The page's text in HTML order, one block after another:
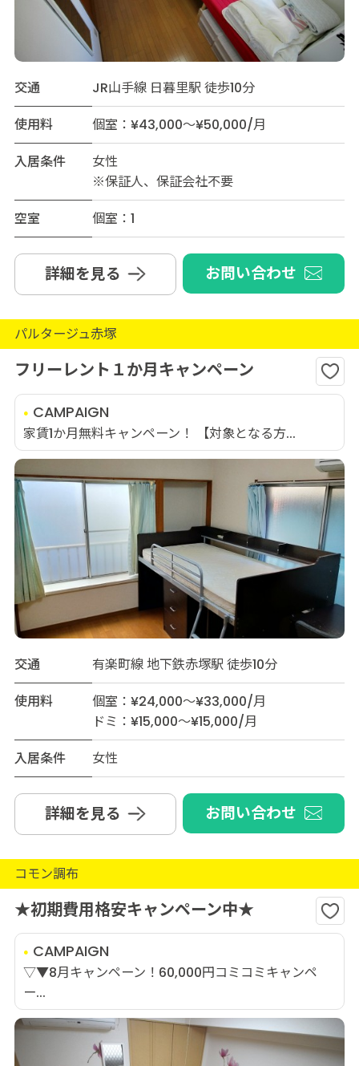
交通
JR山手線 日暮里駅 徒歩10分
使用料
個室：¥43,000～¥50,000/月
入居条件
女性
※保証人、保証会社不要
空室
個室：1
詳細を見る お問い合わせ
パルタージュ赤塚
フリーレント１か月キャンペーン
CAMPAIGN
家賃1か月無料キャンペーン！ 【対象となる方...
交通
有楽町線 地下鉄赤塚駅 徒歩10分
使用料
個室：¥24,000～¥33,000/月
ドミ：¥15,000～¥15,000/月
入居条件
女性
詳細を見る お問い合わせ
コモン調布
★初期費用格安キャンペーン中★
CAMPAIGN
▽▼8月キャンペーン！60,000円コミコミキャンペ
ー...